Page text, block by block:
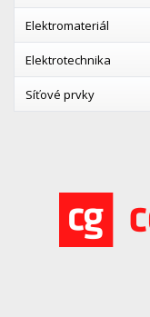
Elektromateriál
Elektrotechnika
Síťové prvky